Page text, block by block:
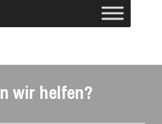
wir helfen?